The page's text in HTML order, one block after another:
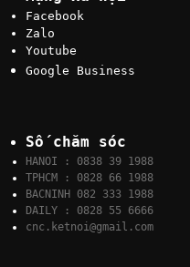
Facebook
Zalo
Youtube
Google Business
Số chăm sóc
HANOI : 0838 39 1988
TPHCM : 0828 66 1988
BACNINH 082 333 1988
DAILY : 0828 55 6666
cnc.ketnoi@gmail.com